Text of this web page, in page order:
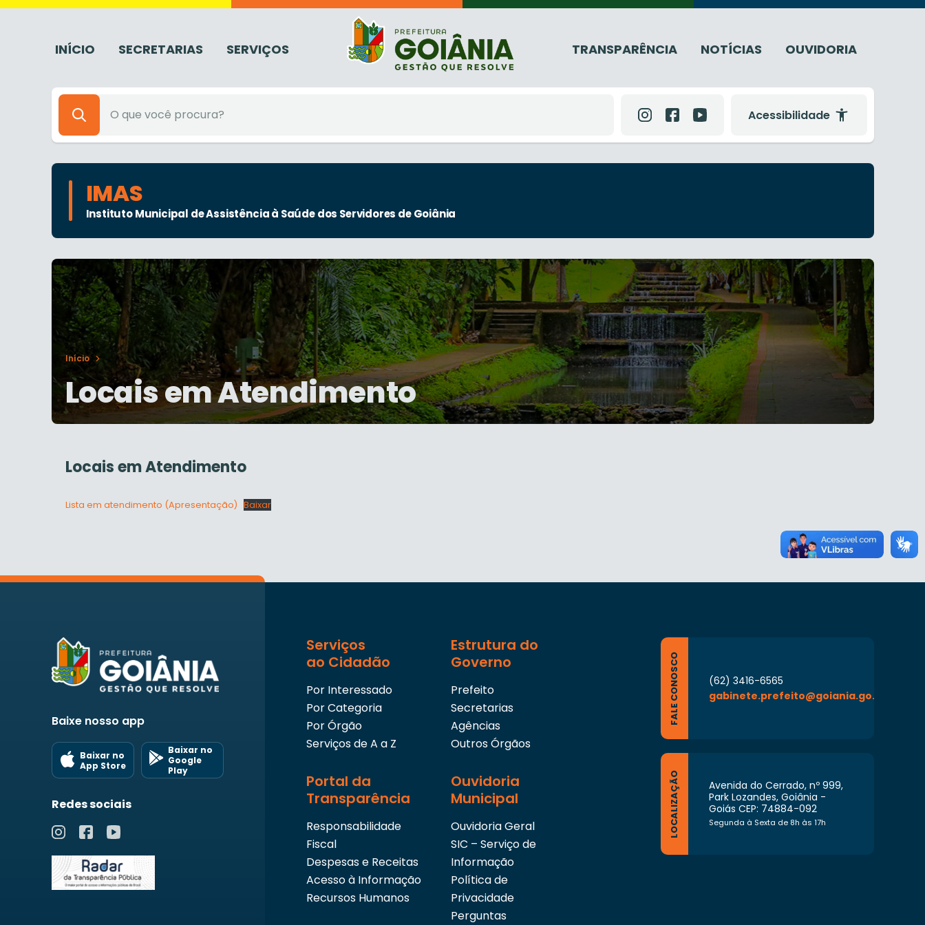
INÍCIO SECRETARIAS SERVIÇOS TRANSPARÊNCIA NOTÍCIAS OUVIDORIA
Acessibilidade
IMAS
Instituto Municipal de Assistência à Saúde dos Servidores de Goiânia
Início
Locais em Atendimento
Locais em Atendimento
Lista em atendimento (Apresentação) Baixar
Baixe nosso app
Baixar no
App Store
Baixar no
Google
Play
Redes sociais
Serviços
ao Cidadão
Por Interessado
Por Categoria
Por Órgão
Serviços de A a Z
Estrutura do
Governo
Prefeito
Secretarias
Agências
Outros Órgãos
Portal da
Transparência
Responsabilidade
Fiscal
Despesas e Receitas
Acesso à Informação
Recursos Humanos
Ouvidoria
Municipal
Ouvidoria Geral
SIC – Serviço de
Informação
Política de
Privacidade
Perguntas
FALE CONOSCO
(62) 3416-6565
gabinete.prefeito@goiania.go.gov.br
LOCALIZAÇÃO
Avenida do Cerrado, nº 999,
Park Lozandes, Goiânia -
Goiás CEP: 74884-092
Segunda à Sexta de 8h às 17h